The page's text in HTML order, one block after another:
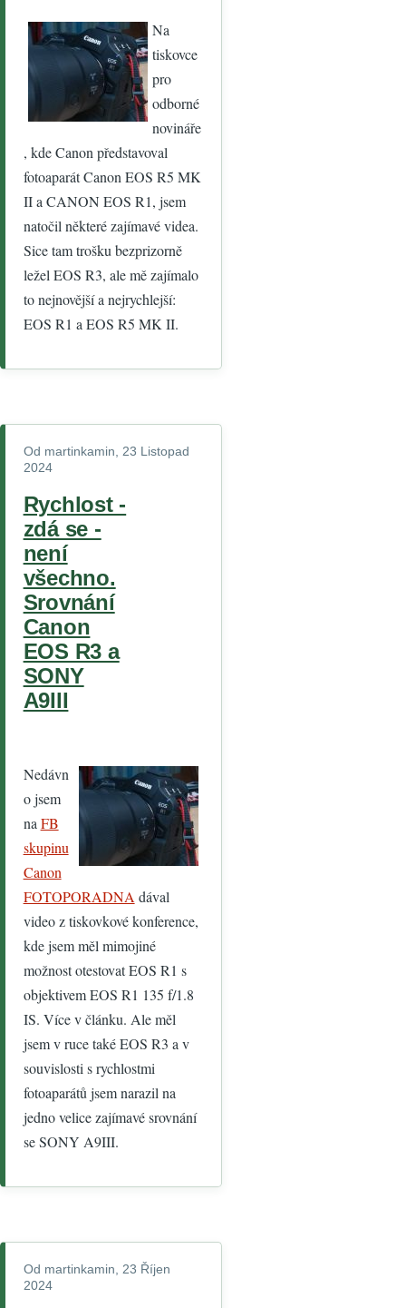
Na
tiskovce
pro
odborné
novináře
, kde Canon představoval
fotoaparát Canon EOS R5 MK
II a CANON EOS R1, jsem
natočil některé zajímavé videa.
Sice tam trošku bezprizorně
ležel EOS R3, ale mě zajímalo
to nejnovější a nejrychlejší:
EOS R1 a EOS R5 MK II.
Od martinkamin , 23 Listopad
2024
Rychlost -
zdá se -
není
všechno.
Srovnání
Canon
EOS R3 a
SONY
A9III
Nedávn
o jsem
na FB
skupinu
Canon
FOTOPORADNA dával
video z tiskovkové konference,
kde jsem měl mimojiné
možnost otestovat EOS R1 s
objektivem EOS R1 135 f/1.8
IS. Více v článku. Ale měl
jsem v ruce také EOS R3 a v
souvislosti s rychlostmi
fotoaparátů jsem narazil na
jedno velice zajímavé srovnání
se SONY A9III.
Od martinkamin , 23 Říjen
2024